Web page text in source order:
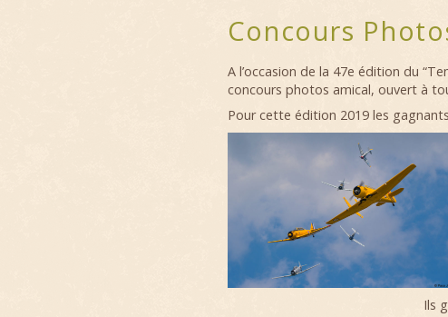
Concours
A l’occasion de la 47e édition du
concours photos amical, ouvert à
Pour cette édition 2019 les
Ils